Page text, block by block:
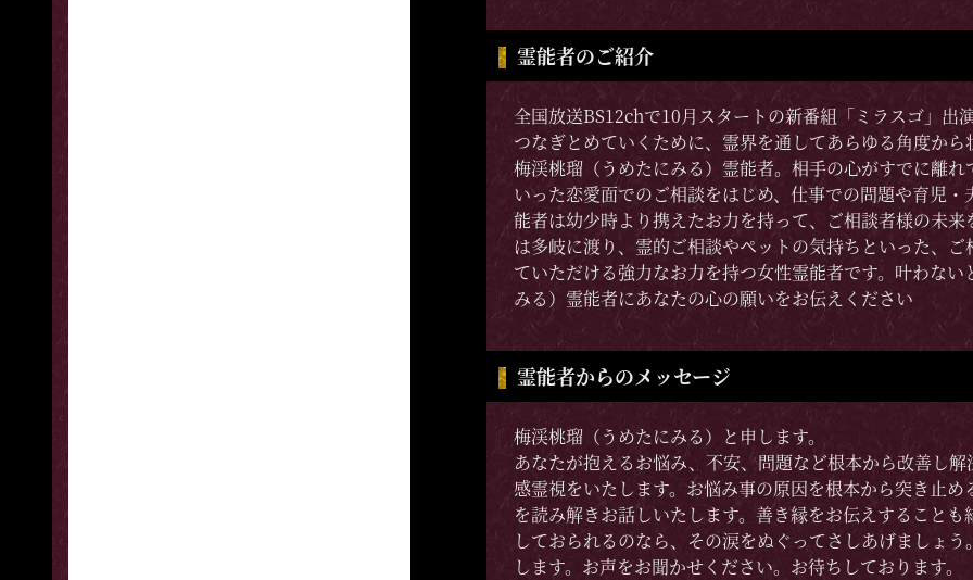
霊能者のご紹介
全国放送BS12chで10月スタートの新番組「ミラスゴ」
つなぎとめていくために、霊界を通してあらゆる角度か
梅渓桃瑠（うめたにみる）霊能者。相手の心がすでに離
いった恋愛面でのご相談をはじめ、仕事での問題や育児
能者は幼少時より携えたお力を持って、ご相談者様の未
は多岐に渡り、霊的ご相談やペットの気持ちといった、
ていただける強力なお力を持つ女性霊能者です。叶わな
みる）霊能者にあなたの心の願いをお伝えください
霊能者からのメッセージ
梅渓桃瑠（うめたにみる）と申します。
あなたが抱えるお悩み、不安、問題など根本から改善し
感霊視をいたします。お悩み事の原因を根本から突き止
を読み解きお話しいたします。善き縁をお伝えすること
しておられるのなら、その涙をぬぐってさしあげましょ
します。お声をお聞かせください。お待ちしております。